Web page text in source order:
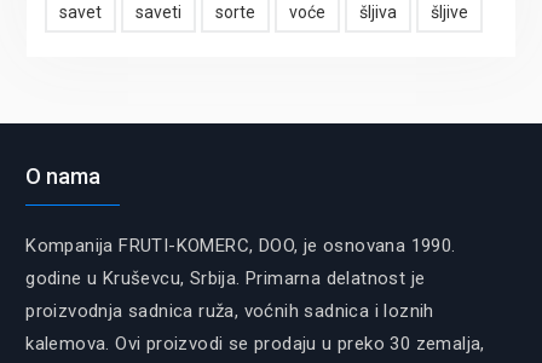
savet saveti sorte voće šljiva šljive
O nama
Kompanija FRUTI-KOMERC, DOO, je osnovana 1990.
godine u Kruševcu, Srbija. Primarna delatnost je
proizvodnja sadnica ruža, voćnih sadnica i loznih
kalemova. Ovi proizvodi se prodaju u preko 30 zemalja,